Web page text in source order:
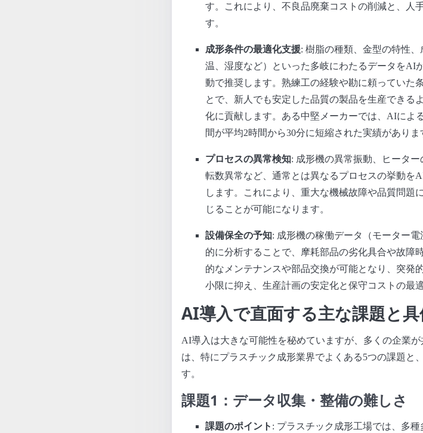
す。これにより、不良品廃棄コストの削減と、人
す。
成形条件の最適化支援: 樹脂の種類、金型の特性
温、湿度など）といった多岐にわたるデータをAI
動で推奨します。熟練工の経験や勘に頼っていた
とで、新人でも安定した品質の製品を生産できる
化に貢献します。ある中堅メーカーでは、AIによ
間が平均2時間から30分に短縮された実績がありま
プロセスの異常検知: 成形機の異常振動、ヒータ
転数異常など、通常とは異なるプロセスの挙動を
します。これにより、重大な機械故障や品質問題
じることが可能になります。
設備保全の予知: 成形機の稼働データ（モーター
的に分析することで、摩耗部品の劣化具合や故障
的なメンテナンスや部品交換が可能となり、突発
小限に抑え、生産計画の安定化と保守コストの最
AI導入で直面する主な課題と
AI導入は大きな可能性を秘めていますが、多くの企業
は、特にプラスチック成形業界でよくある5つの課題と
す。
課題1：データ収集・整備の難しさ
課題のポイント : プラスチック成形工場では、多